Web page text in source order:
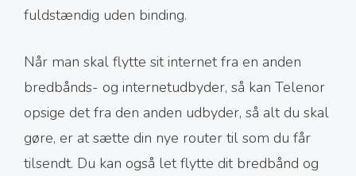
fuldstændig uden binding.
Når man skal flytte sit internet fra en anden
bredbånds- og internetudbyder, så kan Telenor
opsige det fra den anden udbyder, så alt du skal
gøre, er at sætte din nye router til som du får
tilsendt. Du kan også let flytte dit bredbånd og